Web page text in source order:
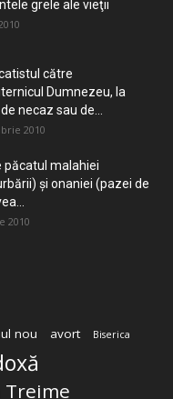
grele ale vieţii
către
Dumnezeu, la
necaz sau de...
2010
păcatul malahiei
şi onaniei (pazei de
2010
nou avort Biserica
Treime